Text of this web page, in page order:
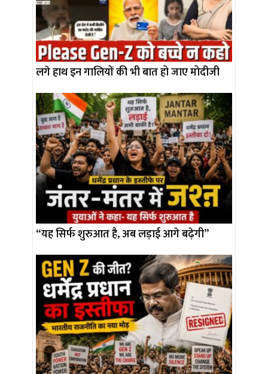
लगे हाथ इन गालियों की भी बात हो जाए मोदीजी
“यह सिर्फ शुरुआत है, अब लड़ाई आगे बढ़ेगी”